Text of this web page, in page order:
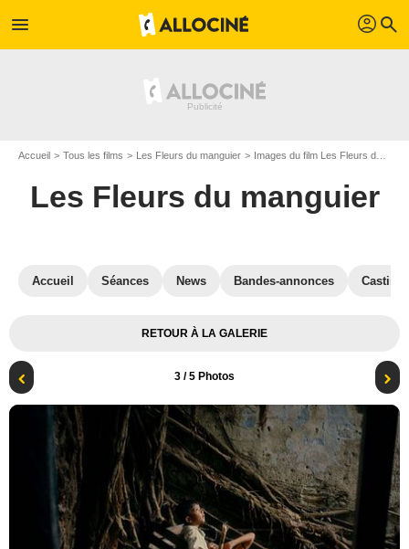
menu profil search
Accueil Tous les films Les Fleurs du manguier Images du film Les Fleurs du manguier
Les Fleurs du manguier
Accueil Séances News Bandes-annonces Casting
RETOUR À LA GALERIE
3 / 5 Photos